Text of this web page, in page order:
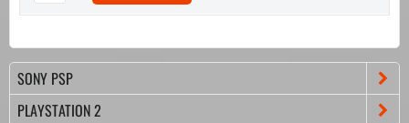
SONY PSP
PLAYSTATION 2